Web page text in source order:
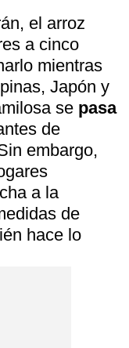
el arroz
a cinco
mientras
Japón y
se pasa
de
embargo,
a la
de
hace lo